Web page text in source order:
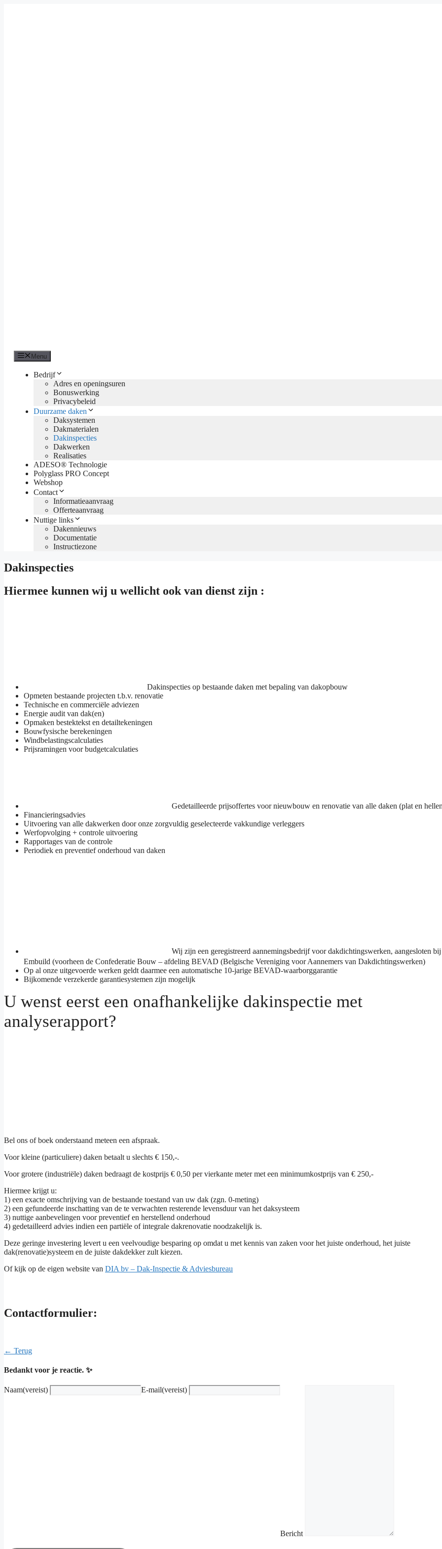
Menu
Bedrijf
Adres en openingsuren
Bonuswerking
Privacybeleid
Duurzame daken
Daksystemen
Dakmaterialen
Dakinspecties
Dakwerken
Realisaties
ADESO® Technologie
Polyglass PRO Concept
Webshop
Contact
Informatieaanvraag
Offerteaanvraag
Nuttige links
Dakennieuws
Documentatie
Instructiezone
Dakinspecties
Hiermee kunnen wij u wellicht ook van dienst zijn :
Dakinspecties op bestaande daken met bepaling van dakopbouw
Opmeten bestaande projecten t.b.v. renovatie
Technische en commerciële adviezen
Energie audit van dak(en)
Opmaken bestektekst en detailtekeningen
Bouwfysische berekeningen
Windbelastingscalculaties
Prijsramingen voor budgetcalculaties
Gedetailleerde prijsoffertes voor nieuwbouw en renovatie van alle daken (plat en
Financieringsadvies
Uitvoering van alle dakwerken door onze zorgvuldig geselecteerde vakkundige verleggers
Werfopvolging + controle uitvoering
Rapportages van de controle
Periodiek en preventief onderhoud van daken
Wij zijn een geregistreerd aannemingsbedrijf voor dakdichtingswerken, aangesloten bij
Embuild (voorheen de Confederatie Bouw – afdeling BEVAD (Belgische Vereniging voor Aannemers van Dakdichtingswerken)
Op al onze uitgevoerde werken geldt daarmee een automatische 10-jarige BEVAD-waarborggarantie
Bijkomende verzekerde garantiesystemen zijn mogelijk
U wenst eerst een onafhankelijke dakinspectie met
analyserapport?
Bel ons of boek onderstaand meteen een afspraak.
Voor kleine (particuliere) daken betaalt u slechts € 150,-.
Voor grotere (industriële) daken bedraagt de kostprijs € 0,50 per vierkante meter met een minimumkostprijs van € 250,-
Hiermee krijgt u:
1) een exacte omschrijving van de bestaande toestand van uw dak (zgn. 0-meting)
2) een gefundeerde inschatting van de te verwachten resterende levensduur van het daksysteem
3) nuttige aanbevelingen voor preventief en herstellend onderhoud
4) gedetailleerd advies indien een partiële of integrale dakrenovatie noodzakelijk is.
Deze geringe investering levert u een veelvoudige besparing op omdat u met kennis van zaken voor het juiste onderhoud, het juiste
dak(renovatie)systeem en de juiste dakdekker zult kiezen.
Of kijk op de eigen website van DIA bv – Dak-Inspectie & Adviesbureau
Contactformulier:
← Terug
Bedankt voor je reactie. ✨
Naam(vereist) E-mail(vereist)
Bericht